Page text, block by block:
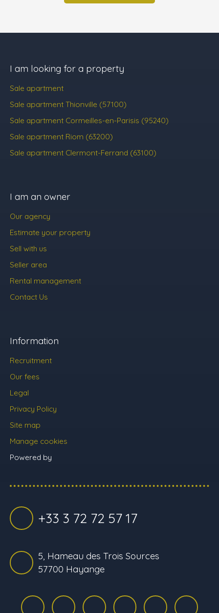
I am looking for a property
Sale apartment
Sale apartment Thionville (57100)
Sale apartment Cormeilles-en-Parisis (95240)
Sale apartment Riom (63200)
Sale apartment Clermont-Ferrand (63100)
I am an owner
Our agency
Estimate your property
Sell with us
Seller area
Rental management
Contact Us
Information
Recruitment
Our fees
Legal
Privacy Policy
Site map
Manage cookies
Powered by
+33 3 72 72 57 17
5, Hameau des Trois Sources
57700 Hayange